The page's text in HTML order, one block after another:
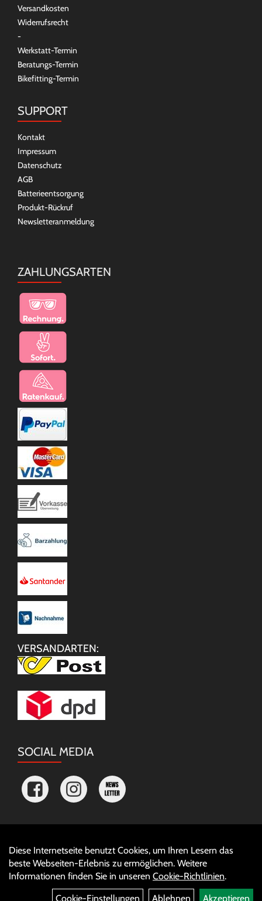
Versandkosten
Widerrufsrecht
-
Werkstatt-Termin
Beratungs-Termin
Bikefitting-Termin
SUPPORT
Kontakt
Impressum
Datenschutz
AGB
Batterieentsorgung
Produkt-Rückruf
Newsletteranmeldung
ZAHLUNGSARTEN
VERSANDARTEN:
SOCIAL MEDIA
Diese Internetseite benutzt Cookies, um Ihren Lesern das
beste Webseiten-Erlebnis zu ermöglichen. Weitere
Informationen finden Sie in unseren Cookie-Richtlinien.
Cookie-Einstellungen
Ablehnen Akzeptieren
Auftrag widerrufen